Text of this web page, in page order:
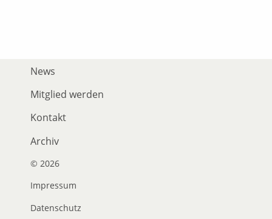
News
Mitglied werden
Kontakt
Archiv
© 2026
Impressum
Datenschutz